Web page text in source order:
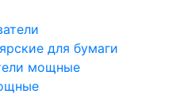
для бумаги
мощные